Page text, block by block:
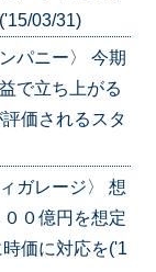
03/31)
パニー〉 今期
で立ち上がる
価されるスタ
ガレージ〉 想
０億円を想定
価に対応を('1